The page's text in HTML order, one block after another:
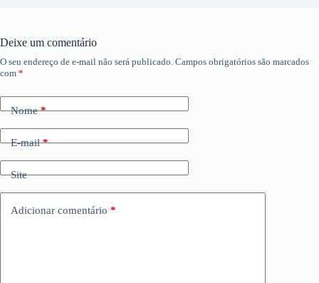
Deixe um comentário
O seu endereço de e-mail não será publicado. Campos obrigatórios são marcados
com *
Nome*
E-mail*
Site
Adicionar comentário *